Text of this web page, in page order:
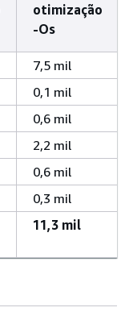
otimização
-Os
7,5 mil
0,1 mil
0,6 mil
2,2 mil
0,6 mil
0,3 mil
11,3 mil